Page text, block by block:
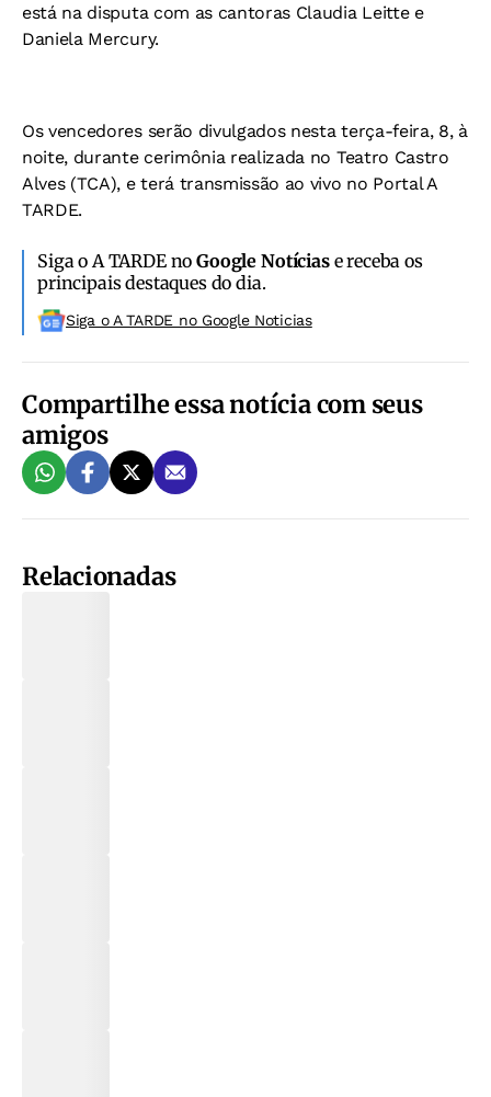
está na disputa com as cantoras Claudia Leitte e
Daniela Mercury.
Os vencedores serão divulgados nesta terça-feira, 8, à
noite, durante cerimônia realizada no Teatro Castro
Alves (TCA), e terá transmissão ao vivo no Portal A
TARDE.
Siga o A TARDE noGoogle Notíciase receba os
principais destaques do dia.
Siga o A TARDE no Google Noticias
Compartilhe essa notícia com seus
amigos
Relacionadas